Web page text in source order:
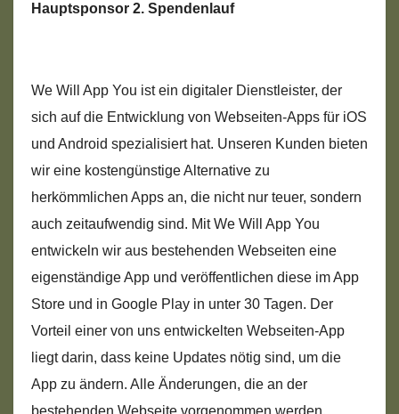
Hauptsponsor 2. Spendenlauf
We Will App You ist ein digitaler Dienstleister, der
sich auf die Entwicklung von Webseiten-Apps für iOS
und Android spezialisiert hat. Unseren Kunden bieten
wir eine kostengünstige Alternative zu
herkömmlichen Apps an, die nicht nur teuer, sondern
auch zeitaufwendig sind. Mit We Will App You
entwickeln wir aus bestehenden Webseiten eine
eigenständige App und veröffentlichen diese im App
Store und in Google Play in unter 30 Tagen. Der
Vorteil einer von uns entwickelten Webseiten-App
liegt darin, dass keine Updates nötig sind, um die
App zu ändern. Alle Änderungen, die an der
bestehenden Webseite vorgenommen werden,